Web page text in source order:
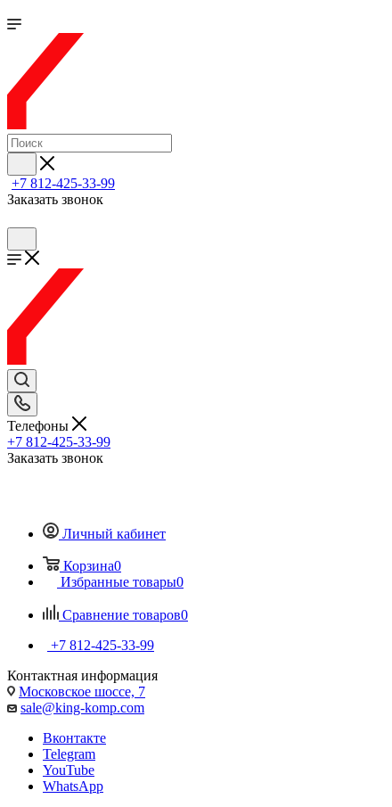
+7 812-425-33-99
Заказать звонок
Телефоны
+7 812-425-33-99
Заказать звонок
Личный кабинет
Корзина0
Избранные товары0
Сравнение товаров0
+7 812-425-33-99
Контактная информация
Московское шоссе, 7
sale@king-komp.com
Вконтакте
Telegram
YouTube
WhatsApp